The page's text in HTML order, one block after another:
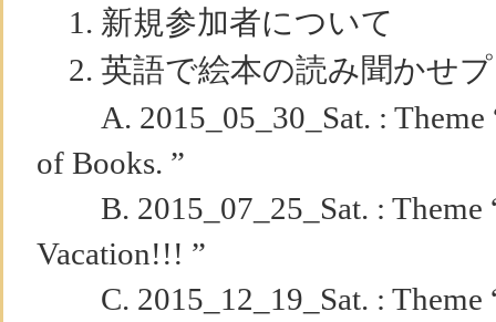
1. 新規参加者について
2. 英語で絵本の読み聞かせ
A. 2015_05_30_Sat. : Theme
of Books. ”
B. 2015_07_25_Sat. : Theme
Vacation!!! ”
C. 2015_12_19_Sat. : Theme